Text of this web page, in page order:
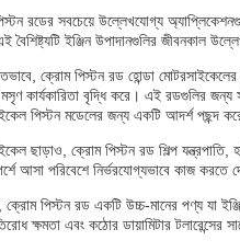
রডের সবচেয়ে উল্লেখযোগ্য
বৈশিষ্ট্যটি ইঞ্জিন উপাদানগুলির জীবনকাল
ক্রোম পিস্টন রড হোন্ডা মোটরসাইকেলের
মসৃণ কার্যকারিতা বৃদ্ধি করে। এই রডগুলির জন্য
পিস্টন মডেলের জন্য একটি আদর্শ পছন্দ
ছাড়াও, ক্রোম পিস্টন রড শিল্প যন্ত্রপাতি,
আসা পরিবেশে নির্ভরযোগ্যভাবে কাজ করতে
ক্রোম পিস্টন রড একটি উচ্চ-মানের পণ্য যা
ক্ষমতা এবং কঠোর ডায়ামিটার টলারেন্সের